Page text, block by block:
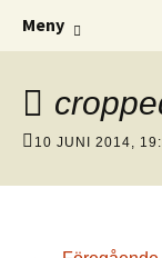
Jan
Illustration |
Meny
10 JUNI 2014,